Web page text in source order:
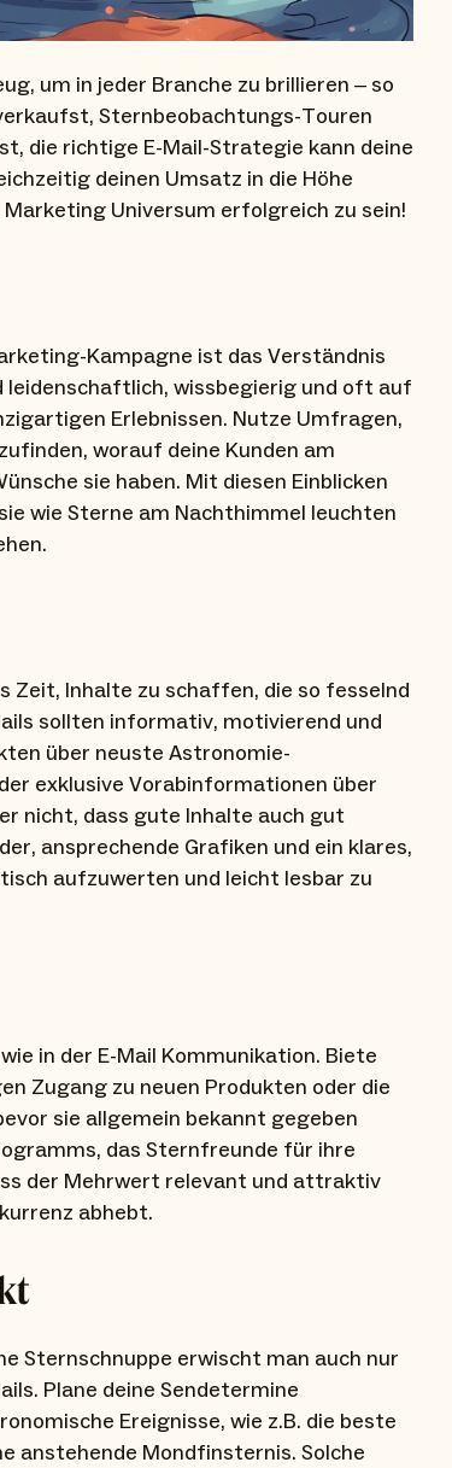
um in jeder Branche zu brillieren – so
Sternbeobachtungs-Touren
die richtige E-Mail-Strategie kann deine
deinen Umsatz in die Höhe
Marketing Universum erfolgreich zu sein!
Kampagne ist das Verständnis
wissbegierig und oft auf
Erlebnissen. Nutze Umfragen,
worauf deine Kunden am
sie haben. Mit diesen Einblicken
wie Sterne am Nachthimmel leuchten
Zeit, Inhalte zu schaffen, die so fesselnd
sollten informativ, motivierend und
über neuste Astronomie-
exklusive Vorabinformationen über
nicht, dass gute Inhalte auch gut
ansprechende Grafiken und ein klares,
aufzuwerten und leicht lesbar zu
in der E-Mail Kommunikation. Biete
Zugang zu neuen Produkten oder die
sie allgemein bekannt gegeben
das Sternfreunde für ihre
der Mehrwert relevant und attraktiv
abhebt.
Sternschnuppe erwischt man auch nur
Plane deine Sendetermine
Ereignisse, wie z.B. die beste
anstehende Mondfinsternis. Solche